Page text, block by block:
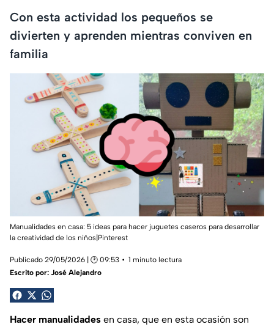
Con esta actividad los pequeños se
divierten y aprenden mientras conviven en
familia
Manualidades en casa: 5 ideas para hacer juguetes caseros para desarrollar
la creatividad de los niños|Pinterest
Publicado 29/05/2026 | 🕑 09:53
1 minuto lectura
Escrito por: José Alejandro
Hacer manualidades en casa, que en esta ocasión son